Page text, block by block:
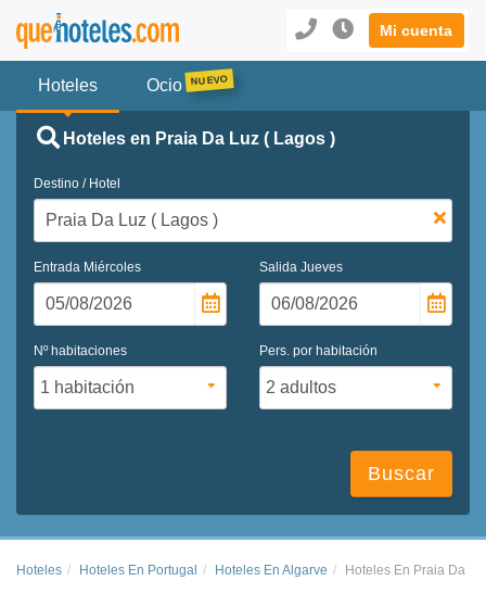
Mi cuenta
Hoteles Ocio
Hoteles en Praia Da Luz ( Lagos )
Destino / Hotel
Entrada Miércoles Salida Jueves
Nº habitaciones Pers. por habitación
Buscar
Hoteles Hoteles En Portugal Hoteles En Algarve Hoteles En Praia Da